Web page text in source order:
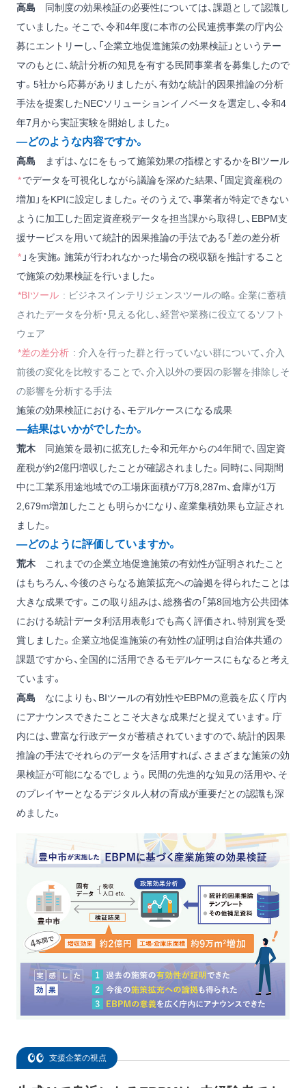
高島 同制度の効果検証の必要性については、課題として認識し
ていました。そこで、令和4年度に本市の公民連携事業の庁内公
募にエントリーし、「企業立地促進施策の効果検証」というテー
マのもとに、統計分析の知見を有する民間事業者を募集したので
す。5社から応募がありましたが、有効な統計的因果推論の分析
手法を提案したNECソリューションイノベータを選定し、令和4
年7月から実証実験を開始しました。
―どのような内容ですか。
高島 まずは、なにをもって施策効果の指標とするかをBIツール
*でデータを可視化しながら議論を深めた結果、「固定資産税の
増加」をKPIに設定しました。そのうえで、事業者が特定できない
ように加工した固定資産税データを担当課から取得し、EBPM支
援サービスを用いて統計的因果推論の手法である「差の差分析
* 」を実施。施策が行われなかった場合の税収額を推計すること
で施策の効果検証を行いました。
*BIツール : ビジネスインテリジェンスツールの略。企業に蓄積
されたデータを分析・見える化し、経営や業務に役立てるソフト
ウェア
*差の差分析 : 介入を行った群と行っていない群について、介入
前後の変化を比較することで、介入以外の要因の影響を排除しそ
の影響を分析する手法
施策の効果検証における、モデルケースになる成果
―結果はいかがでしたか。
荒木 同施策を最初に拡充した令和元年からの4年間で、固定資
産税が約2億円増収したことが確認されました。同時に、同期間
中に工業系用途地域での工場床面積が7万8,287m、倉庫が1万
2,679m増加したことも明らかになり、産業集積効果も立証され
ました。
―どのように評価していますか。
荒木 これまでの企業立地促進施策の有効性が証明されたこと
はもちろん、今後のさらなる施策拡充への論拠を得られたことは
大きな成果です。この取り組みは、総務省の「第8回地方公共団体
における統計データ利活用表彰」でも高く評価され、特別賞を受
賞しました。企業立地促進施策の有効性の証明は自治体共通の
課題ですから、全国的に活用できるモデルケースにもなると考え
ています。
高島 なによりも、BIツールの有効性やEBPMの意義を広く庁内
にアナウンスできたことこそ大きな成果だと捉えています。庁
内には、豊富な行政データが蓄積されていますので、統計的因果
推論の手法でそれらのデータを活用すれば、さまざまな施策の効
果検証が可能になるでしょう。民間の先進的な知見の活用や、そ
のプレイヤーとなるデジタル人材の育成が重要だとの認識も深
めました。
支援企業の視点